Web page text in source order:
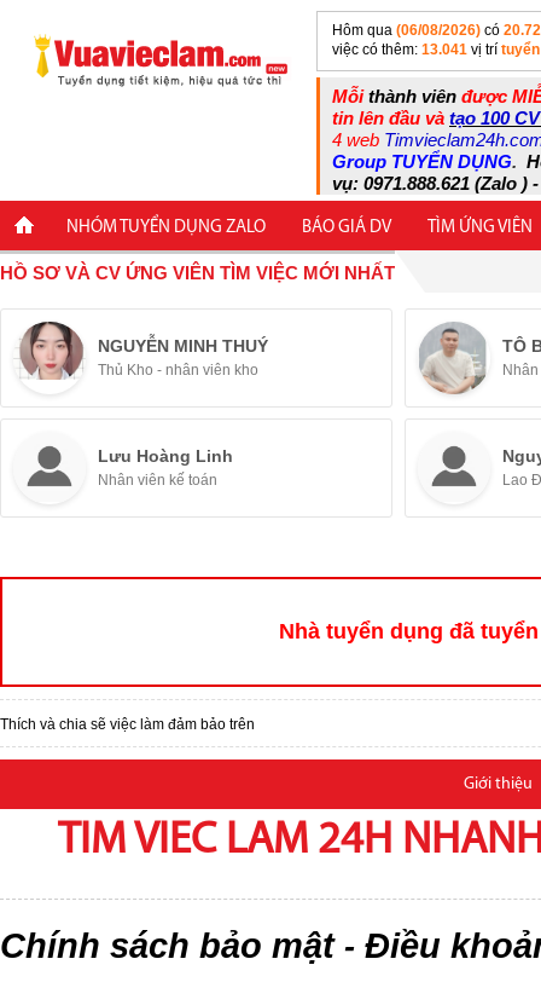
Hôm qua (06/08/2026) có
việc có thêm: 13.041 vị trí
Mỗithành viên được
tin lên đầu và tạo 100
4 web
Group TUYỂN DỤNG.
vụ: 0971.888.621 (Zalo )
NHÓM TUYỂN DỤNG ZALO BÁO GIÁ DV TÌM ỨNG VIÊN
HỒ SƠ VÀ CV ỨNG VIÊN TÌM VIỆC MỚI NHẤT
NGUYỄN MINH THUÝ
Thủ Kho - nhân viên kho
TÔ
Lưu Hoàng Linh
Nhân viên kế toán Lao
Nhà tuyển dụng đã
Thích và chia sẽ việc làm đảm bảo trên
Giới thiệu
TIM VIEC LAM 24H
Chính sách bảo mật- Điều